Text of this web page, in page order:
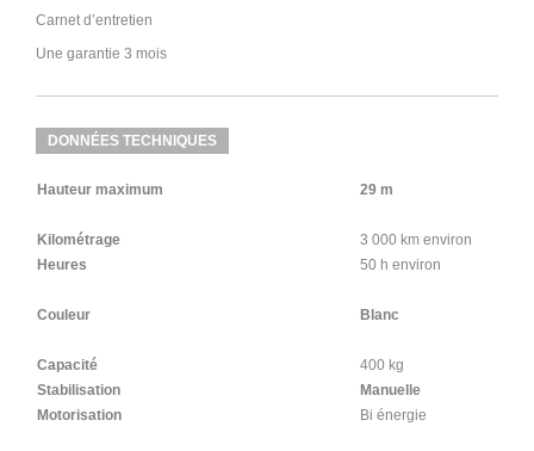
Carnet d’entretien
Une garantie 3 mois
DONNÉES TECHNIQUES
Hauteur maximum 29 m
Kilométrage
3 000 km environ
Heures
50 h environ
Couleur Blanc
Capacité
400 kg
Stabilisation
Manuelle
Motorisation
Bi énergie